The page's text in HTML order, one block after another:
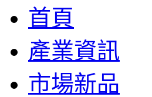
首頁
產業資訊
市場新品